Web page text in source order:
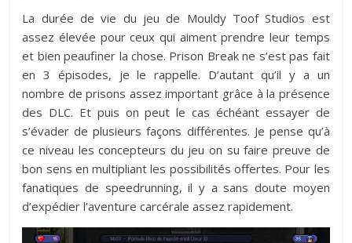
La durée de vie du jeu de Mouldy Toof Studios est
assez élevée pour ceux qui aiment prendre leur temps
et bien peaufiner la chose. Prison Break ne s’est pas fait
en 3 épisodes, je le rappelle. D’autant qu’il y a un
nombre de prisons assez important grâce à la présence
des DLC. Et puis on peut le cas échéant essayer de
s’évader de plusieurs façons différentes. Je pense qu’à
ce niveau les concepteurs du jeu on su faire preuve de
bon sens en multipliant les possibilités offertes. Pour les
fanatiques de speedrunning, il y a sans doute moyen
d’expédier l’aventure carcérale assez rapidement.